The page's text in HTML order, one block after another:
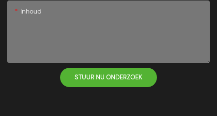
Inhoud
STUUR NU ONDERZOEK